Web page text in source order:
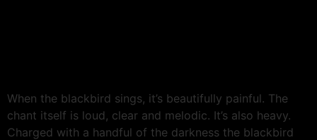
When the blackbird sings, it’s beautifully painful. The
chant itself is loud, clear and melodic. It’s also heavy.
Charged with a handful of the darkness the blackbird